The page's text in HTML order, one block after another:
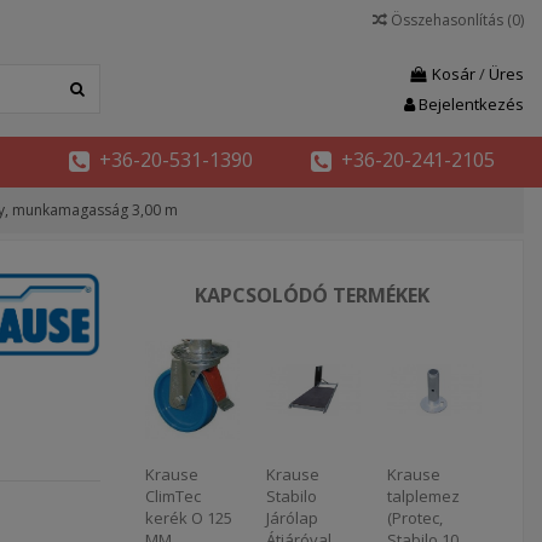
Összehasonlítás (0)
Kosár/ Üres
Bejelentkezés
+36-20-241-2105
+36-20-531-1390
munkamagasság 3,00 m
KAPCSOLÓDÓ TERMÉKEK
Krause
ClimTec
kerék O 125
Krause
Stabilo
Járólap
Krause
talplemez
(Protec,